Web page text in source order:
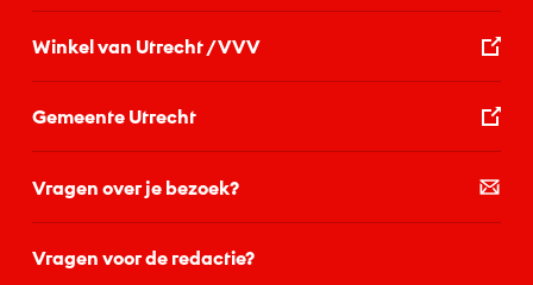
Winkel van Utrecht / VVV
Gemeente Utrecht
Vragen over je bezoek?
Vragen voor de redactie?